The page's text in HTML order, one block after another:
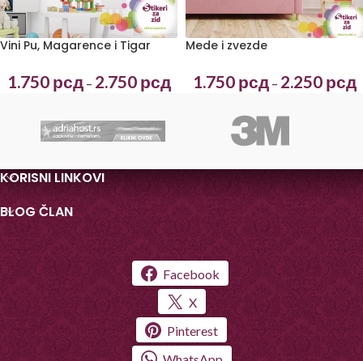
Vini Pu, Magarence i Tigar
1.750 рсд – 2.750 рсд
Mede i zvezde
1.750 рсд – 2.250 рсд
KORISNI LINKOVI
BLOG ČLAN
Facebook
X
Pinterest